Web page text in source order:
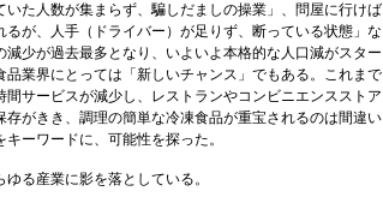
いた人数が集まらず、騙しだましの操業」、問屋に行けば
るが、人手（ドライバー）が足りず、断っている状態」な
減少が過去最多となり、いよいよ本格的な人口減がスター
品業界にとっては「新しいチャンス」でもある。これまで
間サービスが減少し、レストランやコンビニエンスストア
存がきき、調理の簡単な冷凍食品が重宝されるのは間違い
ーワードに、可能性を探った。
る産業に影を落としている。